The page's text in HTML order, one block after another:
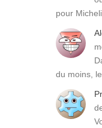
pour
du moins,